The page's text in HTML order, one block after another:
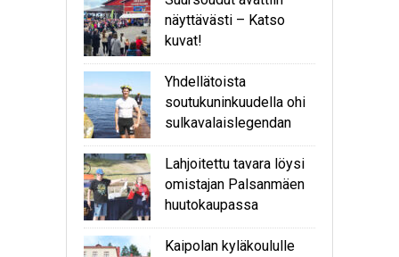
näyttävästi – Katso
kuvat!
Yhdellätoista
soutukuninkuudella ohi
sulkavalaislegendan
Lahjoitettu tavara löysi
omistajan Palsanmäen
huutokaupassa
Kaipolan kyläkoululle